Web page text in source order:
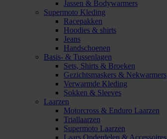
Jassen & Bodywarmers
Supermoto Kleding
Racepakken
Hoodies & shirts
Jeans
Handschoenen
Basis- & Tussenlagen
Sets, Shirts & Broeken
Gezichtsmaskers & Nekwarmers
Verwarmde Kleding
Sokken & Sleeves
Laarzen
Motorcross & Enduro Laarzen
Triallaarzen
Supermoto Laarzen
Laars Onderdelen & Accessoires